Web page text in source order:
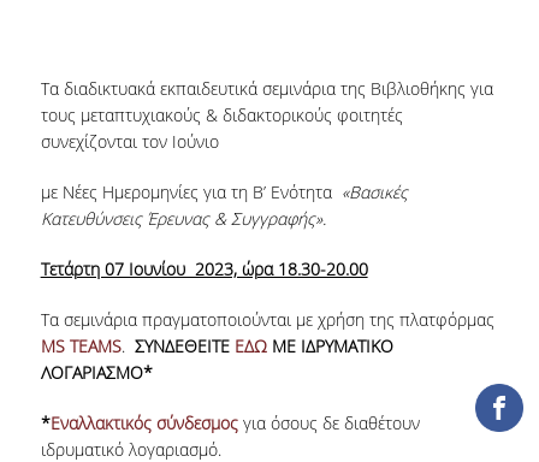
ΨΗΦΙΑΚΕΣ ΠΗΓΕΣ
ΟΟΣΑ
Π.Ο.Τ
ΑΝΑΓΝΩΣΤΗΡΙΟ
Τα διαδικτυακά εκπαιδευτικά σεμινάρια της Βιβλιοθήκης για
τους μεταπτυχιακούς & διδακτορικούς φοιτητές
συνεχίζονται τον Ιούνιο
με Νέες Ημερομηνίες για τη Β’ Ενότητα «Βασικές
Κατευθύνσεις Έρευνας & Συγγραφής».
Τετάρτη 07 Ιουνίου 2023, ώρα 18.30-20.00
Τα σεμινάρια πραγματοποιούνται με χρήση της πλατφόρμας
MS TEAMS. ΣΥΝΔΕΘΕΙΤΕ ΕΔΩ ΜΕ ΙΔΡΥΜΑΤΙΚΟ
ΛΟΓΑΡΙΑΣΜΟ*
*Εναλλακτικός σύνδεσμοςγια όσους δε διαθέτουν
ιδρυματικό λογαριασμό.